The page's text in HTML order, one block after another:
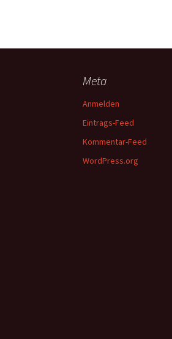
Meta
Anmelden
Eintrags-Feed
Kommentar-Feed
WordPress.org